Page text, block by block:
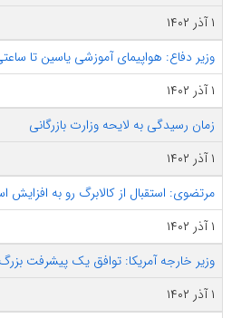
۱ آذر ۱۴۰۲
وزیر دفاع: هواپیمای آموزشی یاسین تا
۱ آذر ۱۴۰۲
زمان رسیدگی به لایحه وزارت بازرگانی
۱ آذر ۱۴۰۲
مرتضوی: استقبال از کالا‌برگ رو به افزایش
۱ آذر ۱۴۰۲
وزیر خارجه آمریکا: توافق یک پیشرفت
۱ آذر ۱۴۰۲